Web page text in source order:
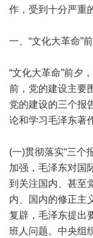
作，受到十分严重
一、“文化大革命”
“文化大革命”前夕
前，党的建设主要
党的建设的三个报
论和学习毛泽东著
(一)贯彻落实“三个
加强，毛泽东对国
到关注国内、甚至
内、国内的修正主
复辟，毛泽东提出
班人问题。中央组